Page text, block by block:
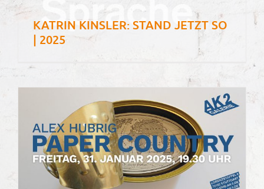
KATRIN KINSLER: STAND JETZT SO
| 2025